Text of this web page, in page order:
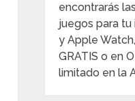
encontrarás
juegos para tu
y Apple
GRATIS o en
limitado en la